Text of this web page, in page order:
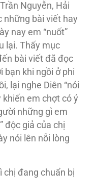
Nguyễn, Hải
những bài viết hay
nay em “nuốt”
lại. Thấy mục
bài viết đã đọc
bạn khi ngồi ở phi
lại nghe Diên “nói
khiến em chợt có ý
những gì em
độc giả của chị
nói lên nỗi lòng
chị đang chuẩn bị